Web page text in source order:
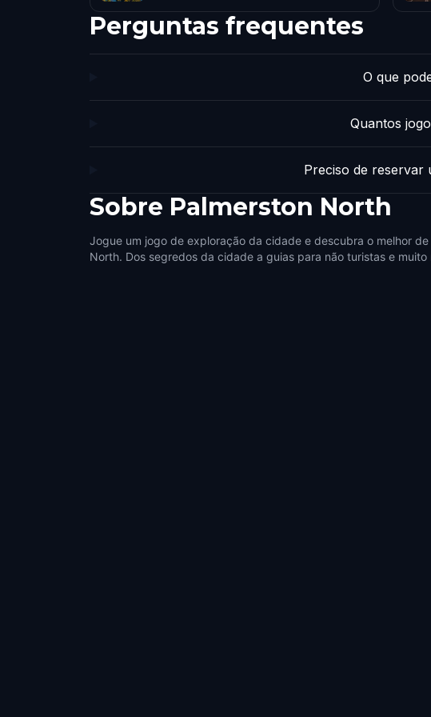
Perguntas frequentes
O que
Quantos
Preciso de reservar
Sobre Palmerston North
Jogue um jogo de exploração da cidade e descubra o melhor de
North. Dos segredos da cidade a guias para não turistas e muito